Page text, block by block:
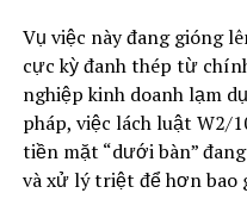
Vụ việc này đang gióng
cực kỳ đanh thép từ
nghiệp kinh doanh lạm
pháp, việc lách luật W2/
tiền mặt “dưới bàn”
và xử lý triệt để hơn bao